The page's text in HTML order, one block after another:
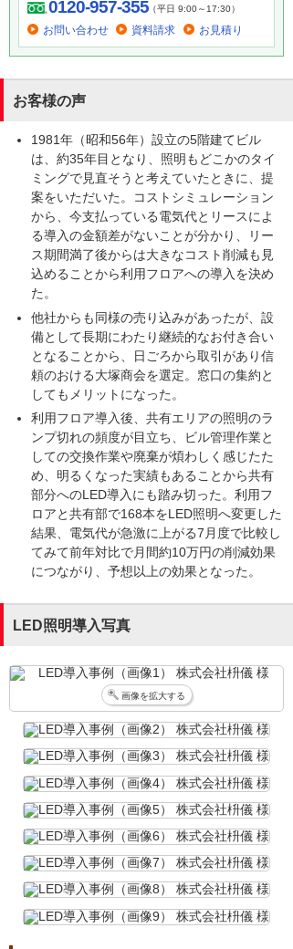
0120-957-355（平日 9:00～17:30）
お問い合わせ 資料請求 お見積り
お客様の声
1981年（昭和56年）設立の5階建てビル
は、約35年目となり、照明もどこかのタイ
ミングで見直そうと考えていたときに、提
案をいただいた。コストシミュレーション
から、今支払っている電気代とリースによ
る導入の金額差がないことが分かり、リー
ス期間満了後からは大きなコスト削減も見
込めることから利用フロアへの導入を決め
た。
他社からも同様の売り込みがあったが、設
備として長期にわたり継続的なお付き合い
となることから、日ごろから取引があり信
頼のおける大塚商会を選定。窓口の集約と
してもメリットになった。
利用フロア導入後、共有エリアの照明のラ
ンプ切れの頻度が目立ち、ビル管理作業と
しての交換作業や廃棄が煩わしく感じたた
め、明るくなった実績もあることから共有
部分へのLED導入にも踏み切った。利用フ
ロアと共有部で168本をLED照明へ変更した
結果、電気代が急激に上がる7月度で比較し
てみて前年対比で月間約10万円の削減効果
につながり、予想以上の効果となった。
LED照明導入写真
画像を拡大する